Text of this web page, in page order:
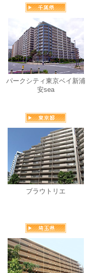
パークシティ東京ベイ新浦
安sea
ブラウトリエ